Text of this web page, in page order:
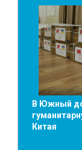
В Южный
Китая